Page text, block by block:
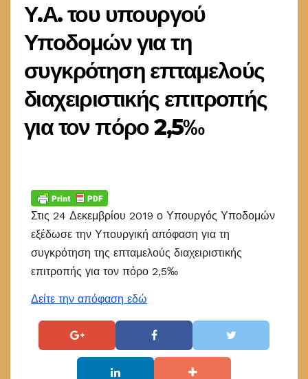
Υ.Α. του υπουργού
Υποδομών για τη
συγκρότηση επταμελούς
διαχειριστικής επιτροπής
για τον πόρο 2,5‰
Στις 24 Δεκεμβρίου 2019 ο Υπουργός Υποδομών
εξέδωσε την Υπουργική απόφαση για τη
συγκρότηση της επταμελούς διαχειριστικής
επιτροπής για τον πόρο 2,5‰
Δείτε την απόφαση εδώ